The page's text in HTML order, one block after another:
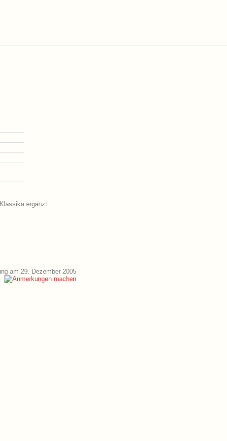
ergänzt.
am 29. Dezember 2005